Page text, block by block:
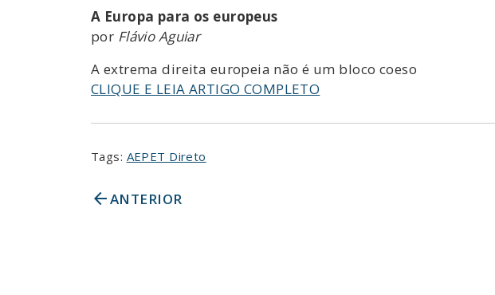
A Europa para os europeus
por Flávio Aguiar
A extrema direita europeia não é um bloco coeso
CLIQUE E LEIA ARTIGO COMPLETO
Tags: AEPET Direto
arrow_backANTERIOR